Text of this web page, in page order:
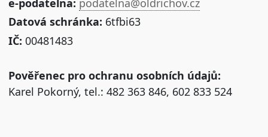
Datová schránka: 6tfbi63
IČ: 00481483
Pověřenec pro ochranu osobních údajů:
Karel Pokorný, tel.: 482 363 846, 602 833 524